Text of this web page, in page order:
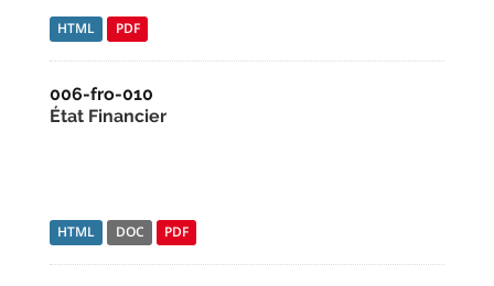
HTML PDF
006-fro-010
État Financier
HTML DOC PDF